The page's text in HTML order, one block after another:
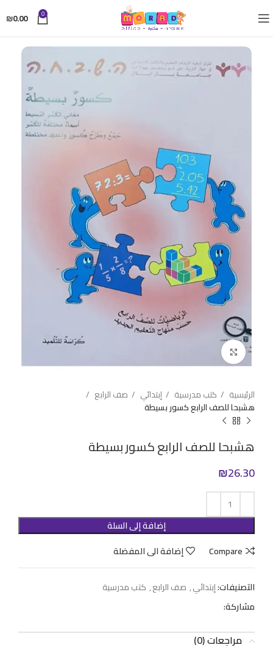
0
₪0.00
الرئيسية كتب مدرسية إبتدائي
صف الرابع
هشبحا للصف الرابع كسور بسيطة
هشبحا للصف الرابع كسور بسيطة
₪26.30
إضافة إلى السلة
Compare
إضافة الى المفضلة
التصنيفات:إبتدائي, صف الرابع, كتب مدرسية
مشاركة:
مراجعات (0)